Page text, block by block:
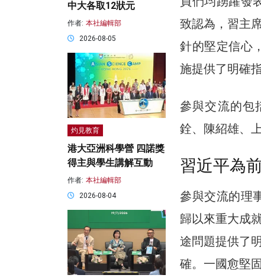
致認為，習主
針的堅定信心
施提供了明確指
參與交流的包
銓、陳紹雄、
習近平為
參與交流的理
歸以來重大成
途問題提供了
確。一國愈堅
中大各取12狀元
作者: 本社編輯部
2026-08-05
灼見教育
港大亞洲科學營 四諾獎
得主與學生講解互動
作者: 本社編輯部
2026-08-04